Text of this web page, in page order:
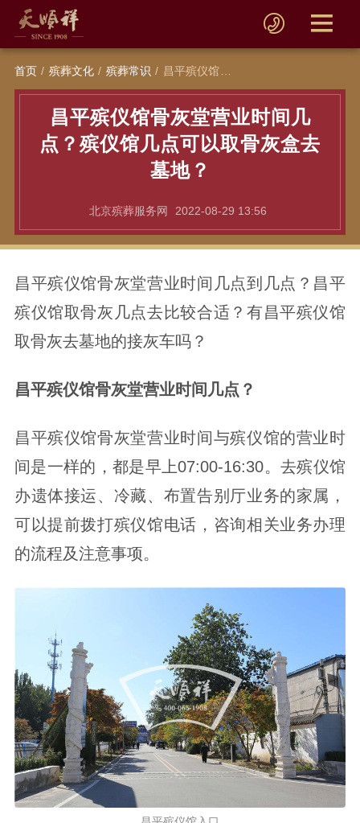
首页 殡葬文化 殡葬常识 昌平殡仪馆骨灰堂营业时间几点？殡仪馆几点可以取骨灰盒去墓地？
昌平殡仪馆骨灰堂营业时间几
点？殡仪馆几点可以取骨灰盒去
墓地？
北京殡葬服务网 2022-08-29 13:56
昌平殡仪馆骨灰堂营业时间几点到几点？昌平
殡仪馆取骨灰几点去比较合适？有昌平殡仪馆
取骨灰去墓地的接灰车吗？
昌平殡仪馆骨灰堂营业时间几点？
昌平殡仪馆骨灰堂营业时间与殡仪馆的营业时
间是一样的，都是早上07:00-16:30。去殡仪馆
办遗体接运、冷藏、布置告别厅业务的家属，
可以提前拨打殡仪馆电话，咨询相关业务办理
的流程及注意事项。